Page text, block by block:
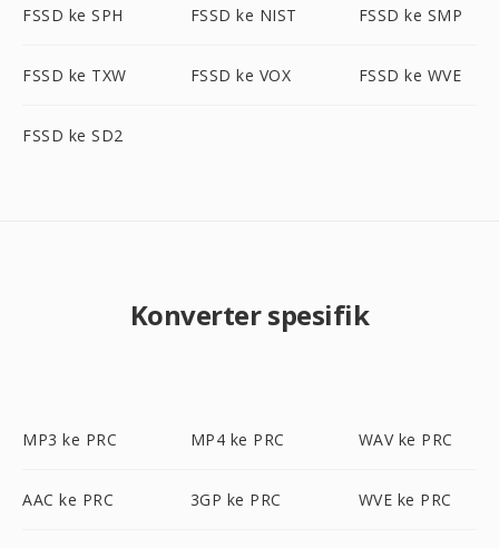
FSSD ke SPH FSSD ke NIST FSSD ke SMP
FSSD ke TXW FSSD ke VOX FSSD ke WVE
FSSD ke SD2
Konverter spesifik
MP3 ke PRC MP4 ke PRC WAV ke PRC
AAC ke PRC 3GP ke PRC WVE ke PRC